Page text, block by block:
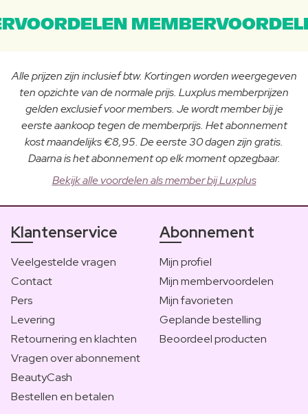
Alle prijzen zijn inclusief btw. Kortingen worden weergegeven
ten opzichte van de normale prijs. Luxplus memberprijzen
gelden exclusief voor members. Je wordt member bij je
eerste aankoop tegen de memberprijs. Het abonnement
kost maandelijks €8,95. De eerste 30 dagen zijn gratis.
Daarna is het abonnement op elk moment opzegbaar.
Bekijk alle voordelen als member bij Luxplus
Klantenservice
Veelgestelde vragen
Contact
Pers
Levering
Retournering en klachten
Vragen over abonnement
BeautyCash
Bestellen en betalen
Abonnement
Mijn profiel
Mijn membervoordelen
Mijn favorieten
Geplande bestelling
Beoordeel producten